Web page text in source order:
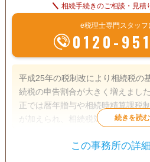
相続手続きのご相談・見積
e税理士専門スタッフ
0120-
平成25年の税制改により相続税の
続税の申告割合が大きく増えまし
正では暦年贈与や相続時精算課税
が加えられ、相続税対策もより複
対策や遺産分割のご相談まで、責
遺産分割
この事務所の詳